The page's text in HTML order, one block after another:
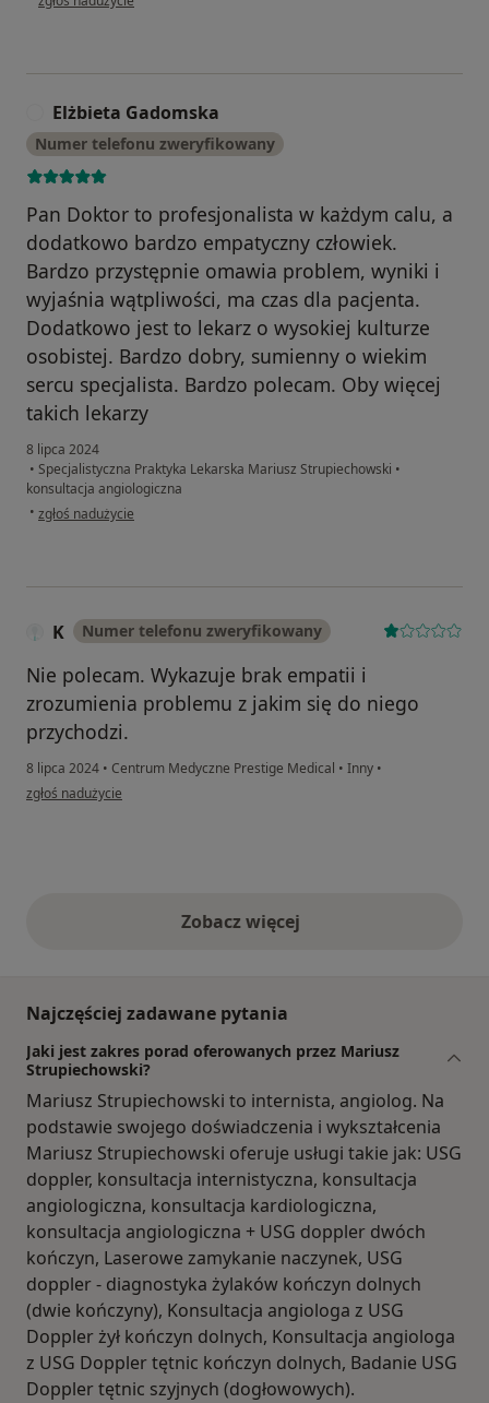
Elżbieta Gadomska
Numer telefonu zweryfikowany
Pan Doktor to profesjonalista w każdym calu, a
dodatkowo bardzo empatyczny człowiek.
Bardzo przystępnie omawia problem, wyniki i
wyjaśnia wątpliwości, ma czas dla pacjenta.
Dodatkowo jest to lekarz o wysokiej kulturze
osobistej. Bardzo dobry, sumienny o wiekim
sercu specjalista. Bardzo polecam. Oby więcej
takich lekarzy
8 lipca 2024
• Specjalistyczna Praktyka Lekarska Mariusz Strupiechowski •
konsultacja angiologiczna
• w opinii użytkownika Elżbieta Gadomska
zgłoś nadużycie
K Numer telefonu zweryfikowany
Nie polecam. Wykazuje brak empatii i
zrozumienia problemu z jakim się do niego
przychodzi.
8 lipca 2024 • Centrum Medyczne Prestige Medical • Inny •
w opinii użytkownika K
zgłoś nadużycie
Zobacz więcejopinie powyżej
Najczęściej zadawane pytania
Jaki jest zakres porad oferowanych przez Mariusz
Strupiechowski?
Mariusz Strupiechowski to internista, angiolog. Na
podstawie swojego doświadczenia i wykształcenia
Mariusz Strupiechowski oferuje usługi takie jak: USG
doppler, konsultacja internistyczna, konsultacja
angiologiczna, konsultacja kardiologiczna,
konsultacja angiologiczna + USG doppler dwóch
kończyn, Laserowe zamykanie naczynek, USG
doppler - diagnostyka żylaków kończyn dolnych
(dwie kończyny), Konsultacja angiologa z USG
Doppler żył kończyn dolnych, Konsultacja angiologa
z USG Doppler tętnic kończyn dolnych, Badanie USG
Doppler tętnic szyjnych (dogłowowych).